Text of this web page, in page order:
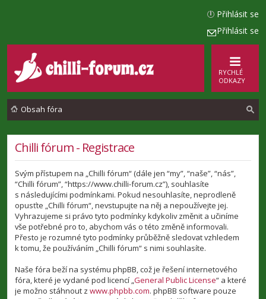
Přihlásit se
Přihlásit se
RYCHLÉ
ODKAZY
Obsah fóra
Chilli fórum - Registrace
Svým přístupem na „Chilli fórum“ (dále jen “my”, “naše”, “nás”,
“Chilli fórum”, “https://www.chilli-forum.cz”), souhlasíte
s následujícími podmínkami. Pokud nesouhlasíte, neprodleně
opusťte „Chilli fórum“, nevstupujte na něj a nepoužívejte jej.
Vyhrazujeme si právo tyto podmínky kdykoliv změnit a učiníme
vše potřebné pro to, abychom vás o této změně informovali.
Přesto je rozumné tyto podmínky průběžně sledovat vzhledem
k tomu, že používáním „Chilli fórum“ s nimi souhlasíte.
Naše fóra beží na systému phpBB, což je řešení internetového
fóra, které je vydané pod licencí „General Public License“ a které
je možno stáhnout z www.phpbb.com. phpBB software pouze